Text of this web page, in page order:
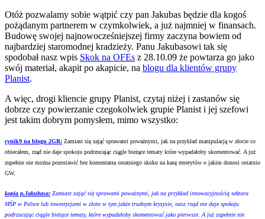
Otóż pozwalamy sobie wątpić czy pan Jakubas będzie dla kogoś
pożądanym partnerem w czymkolwiek, a już najmniej w finansach.
Budowę swojej najnowocześniejszej firmy zaczyna bowiem od
najbardziej staromodnej kradzieży. Panu Jakubasowi tak się
spodobał nasz wpis Skok na OFEs z 28.10.09 że powtarza go jako
swój materiał, akapit po akapicie, na blogu dla klientów grupy
Planist.
A więc, drogi kliencie grupy Planist, czytaj niżej i zastanów się
dobrze czy powierzanie czegokolwiek grupie Planist i jej szefowi
jest takim dobrym pomysłem, mimo wszystko:
cynik9 na blogu 2GR: Zamiast się zająć sprawami poważnymi, jak na przykład manipulacją w złocie co
obiecałem, rząd nie daje spokoju podrzucając ciągle bieżące tematy które wypadałoby skomentować. A już
zupełnie nie można pozostawić bez komentarza ostatniego skoku na kasę emerytów o jakim donosi ostatnio
GW.
kopia p.Jakubasa: Zamiast zająć się sprawami poważnymi, jak na przykład innowacyjnością sektora
MŚP w Polsce lub inwestycjami w złoto w tym jakże trudnym kryzysie, nasz rząd nie daje spokoju
podrzucając ciągle bieżące tematy, które wypadałoby skomentować jako pierwsze. A już zupełnie nie